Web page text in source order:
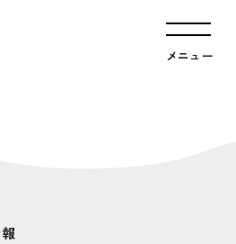
メニュー